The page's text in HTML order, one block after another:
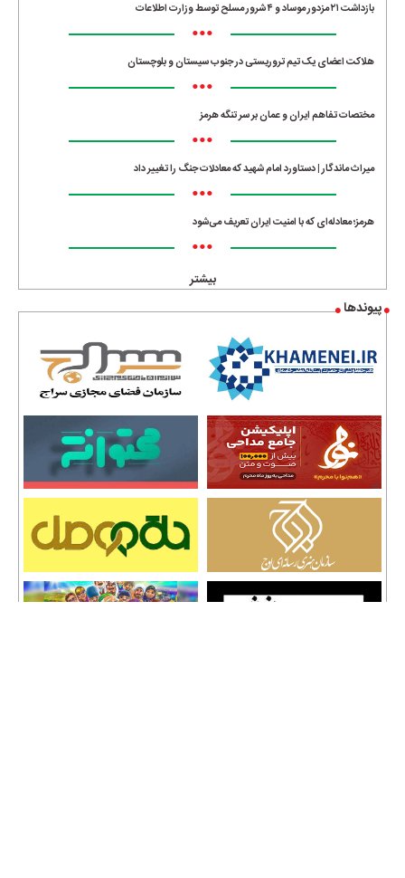
بازداشت ۲۱ مزدور موساد و ۴ شرور مسلح توسط وزارت اطلاعات
•••
هلاکت اعضای یک تیم تروریستی در جنوب سیستان و بلوچستان
•••
مختصات تفاهم ایران و عمان بر سر تنگه هرمز
•••
میراث ماندگار | دستاورد امام شهید که معادلات جنگ را تغییر داد
•••
هرمز؛ معادله‌ای که با امنیت ایران تعریف می‌شود
•••
بیشتر
پیوندها